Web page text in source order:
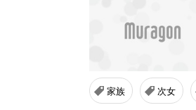
家族 次女